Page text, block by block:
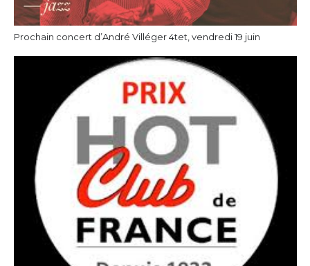
Prochain concert d’André Villéger 4tet, vendredi 19 juin